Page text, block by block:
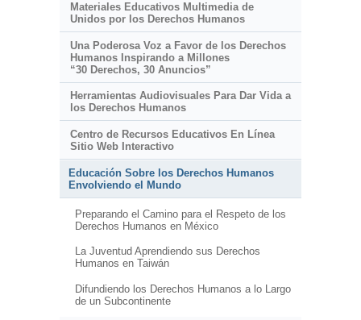
Materiales Educativos Multimedia de
Unidos por los Derechos Humanos
Una Poderosa Voz a Favor de los Derechos
Humanos Inspirando a Millones
“30 Derechos, 30 Anuncios”
Herramientas Audiovisuales Para Dar Vida a
los Derechos Humanos
Centro de Recursos Educativos En Línea
Sitio Web Interactivo
Educación Sobre los Derechos Humanos
Envolviendo el Mundo
Preparando el Camino para el Respeto de los
Derechos Humanos en México
La Juventud Aprendiendo sus Derechos
Humanos en Taiwán
Difundiendo los Derechos Humanos a lo Largo
de un Subcontinente